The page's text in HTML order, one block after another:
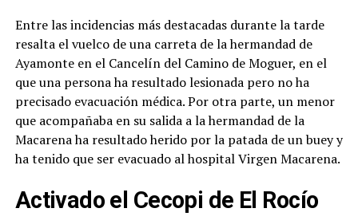
Entre las incidencias más destacadas durante la tarde
resalta el vuelco de una carreta de la hermandad de
Ayamonte en el Cancelín del Camino de Moguer, en el
que una persona ha resultado lesionada pero no ha
precisado evacuación médica. Por otra parte, un menor
que acompañaba en su salida a la hermandad de la
Macarena ha resultado herido por la patada de un buey y
ha tenido que ser evacuado al hospital Virgen Macarena.
Activado el Cecopi de El Rocío